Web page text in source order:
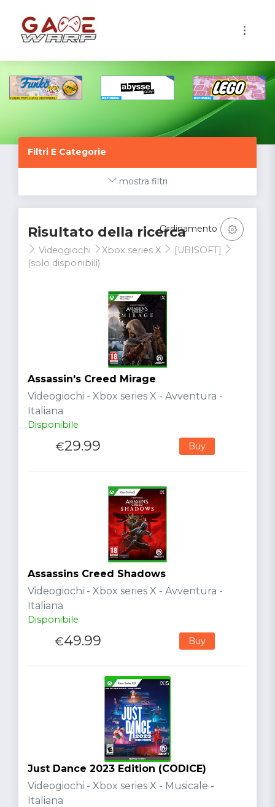
Filtri E Categorie
mostra filtri
Risultato della ricerca
Videogiochi Xbox series X
[UBISOFT]
(solo disponibili)
Ordinamento
Assassin's Creed Mirage
Videogiochi - Xbox series X - Avventura -
Italiana
Disponibile
€29.99 Buy
Assassins Creed Shadows
Videogiochi - Xbox series X - Avventura -
Italiana
Disponibile
€49.99 Buy
Just Dance 2023 Edition (CODICE)
Videogiochi - Xbox series X - Musicale -
Italiana